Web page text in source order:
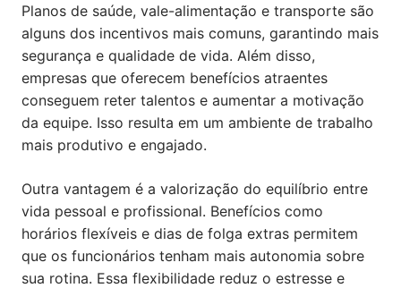
Planos de saúde, vale-alimentação e transporte são
alguns dos incentivos mais comuns, garantindo mais
segurança e qualidade de vida. Além disso,
empresas que oferecem benefícios atraentes
conseguem reter talentos e aumentar a motivação
da equipe. Isso resulta em um ambiente de trabalho
mais produtivo e engajado.
Outra vantagem é a valorização do equilíbrio entre
vida pessoal e profissional. Benefícios como
horários flexíveis e dias de folga extras permitem
que os funcionários tenham mais autonomia sobre
sua rotina. Essa flexibilidade reduz o estresse e